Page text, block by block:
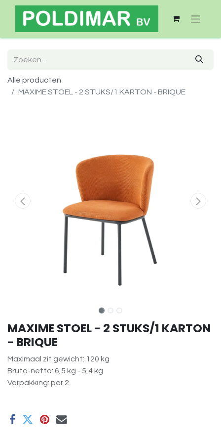
Alle producten
MAXIME STOEL - 2 STUKS/1 KARTON - BRIQUE
MAXIME STOEL - 2 STUKS/1 KARTON
- BRIQUE
Maximaal zit gewicht: 120 kg
Bruto-netto: 6,5 kg - 5,4 kg
Verpakking: per 2